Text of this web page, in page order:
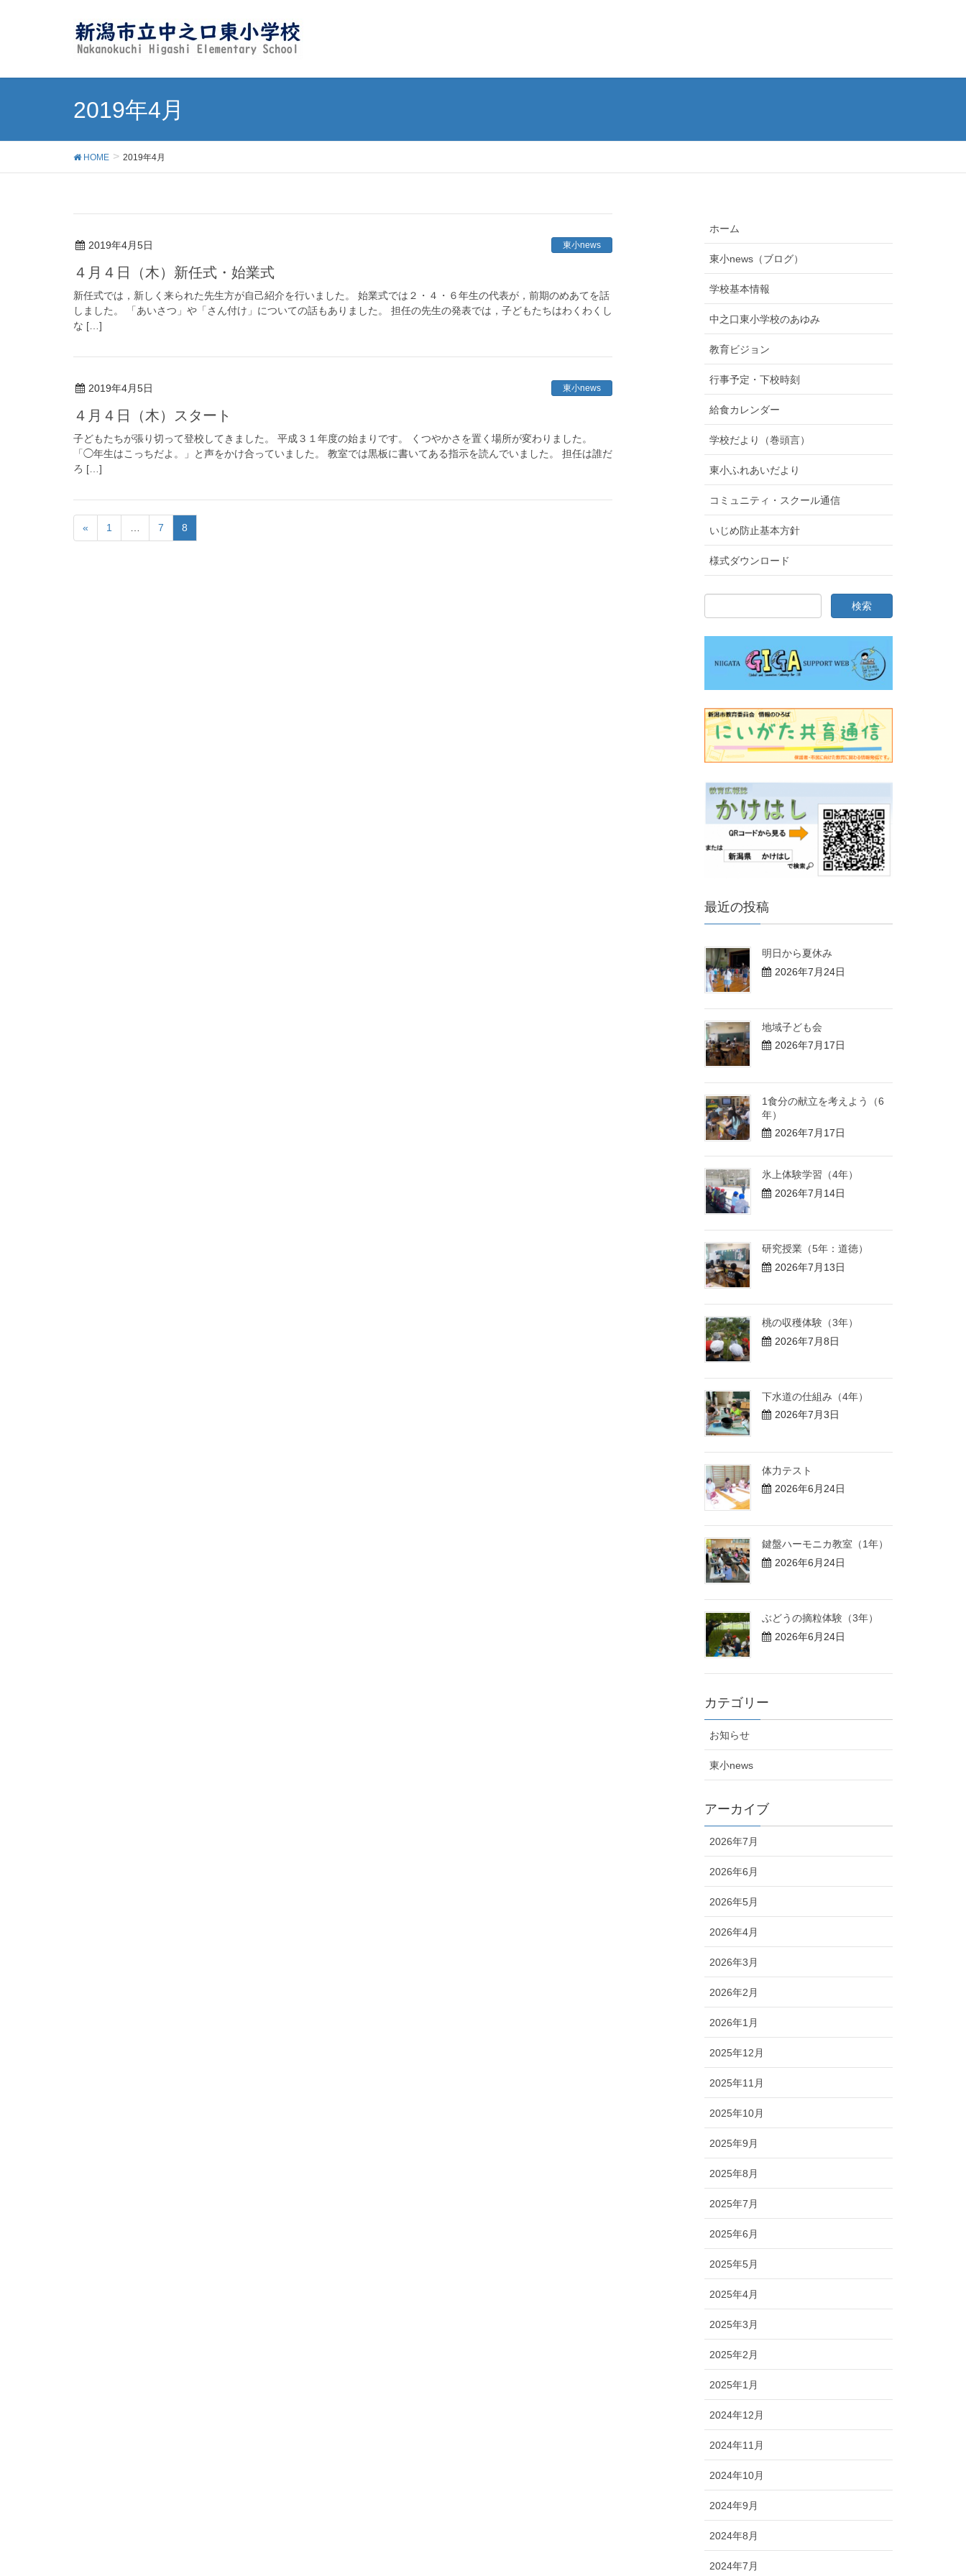
2019年4月
HOME 2019年4月
2019年4月5日 東小news
４月４日（木）新任式・始業式
新任式では，新しく来られた先生方が自己紹介を行いました。 始業式では２・４・６年生の代表が，前期のめあてを話
しました。 「あいさつ」や「さん付け」についての話もありました。 担任の先生の発表では，子どもたちはわくわくし
な […]
2019年4月5日 東小news
４月４日（木）スタート
子どもたちが張り切って登校してきました。 平成３１年度の始まりです。 くつやかさを置く場所が変わりました。
「◯年生はこっちだよ。」と声をかけ合っていました。 教室では黒板に書いてある指示を読んでいました。 担任は誰だ
ろ […]
« 1 7 8
ホーム
東小news（ブログ）
学校基本情報
中之口東小学校のあゆみ
教育ビジョン
行事予定・下校時刻
給食カレンダー
学校だより（巻頭言）
東小ふれあいだより
コミュニティ・スクール通信
いじめ防止基本方針
様式ダウンロード
最近の投稿
明日から夏休み
2026年7月24日
地域子ども会
2026年7月17日
1食分の献立を考えよう（6
年）
2026年7月17日
氷上体験学習（4年）
2026年7月14日
研究授業（5年：道徳）
2026年7月13日
桃の収穫体験（3年）
2026年7月8日
下水道の仕組み（4年）
2026年7月3日
体力テスト
2026年6月24日
鍵盤ハーモニカ教室（1年）
2026年6月24日
ぶどうの摘粒体験（3年）
2026年6月24日
カテゴリー
お知らせ
東小news
アーカイブ
2026年7月
2026年6月
2026年5月
2026年4月
2026年3月
2026年2月
2026年1月
2025年12月
2025年11月
2025年10月
2025年9月
2025年8月
2025年7月
2025年6月
2025年5月
2025年4月
2025年3月
2025年2月
2025年1月
2024年12月
2024年11月
2024年10月
2024年9月
2024年8月
2024年7月